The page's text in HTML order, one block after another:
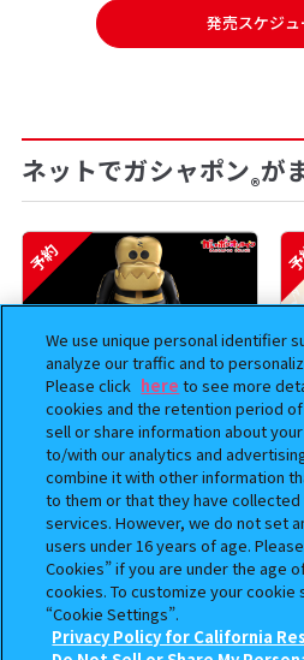
発売スケジ
ネットでガシャポン®が
予約
BOUNTY HUNTER 『スカル
くん』ミニチュアフィギュアコ
レクション２
オンライン 500円
お
ア
We use unique personal identifier
analyze our traffic and to
Please click here to see more
cookies and the retention period
sell or share information about
to/with our analytics and
combine it with other information
to them or that they have
services. However, we do not set
users under 16 years of age.
Cookies” if you are under the age
cookies. To customize your
“Cookie Settings”.
Privacy Policy for California